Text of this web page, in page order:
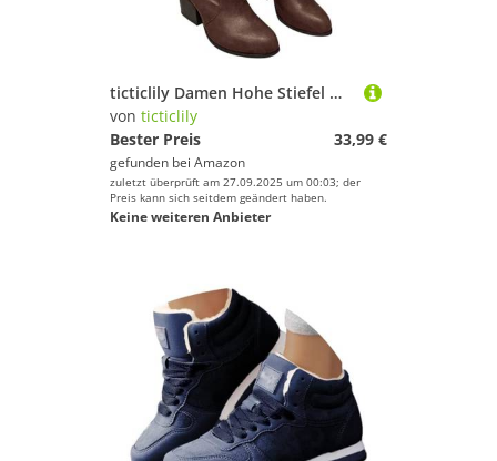
ticticlily Damen Hohe Stiefel Winter Schuhe Warme Leder Reitstiefel Niedrige mit Absatz Komfort Beiläufige Schnalle Langschaft Kniehohe Stiefel B Kaffee 43 EU
von ticticlily
Bester Preis
33,99 €
gefunden bei Amazon
zuletzt überprüft am 27.09.2025 um 00:03; der
Preis kann sich seitdem geändert haben.
Keine weiteren Anbieter